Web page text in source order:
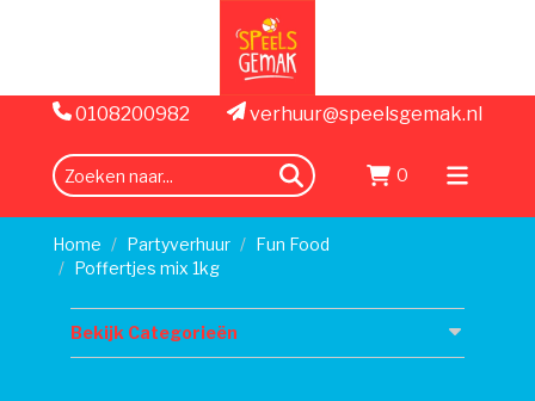
0108200982 verhuur@speelsgemak.nl
zoeken 0
Menu
Home
Partyverhuur
Fun Food
Poffertjes mix 1kg
Bekijk Categorieën